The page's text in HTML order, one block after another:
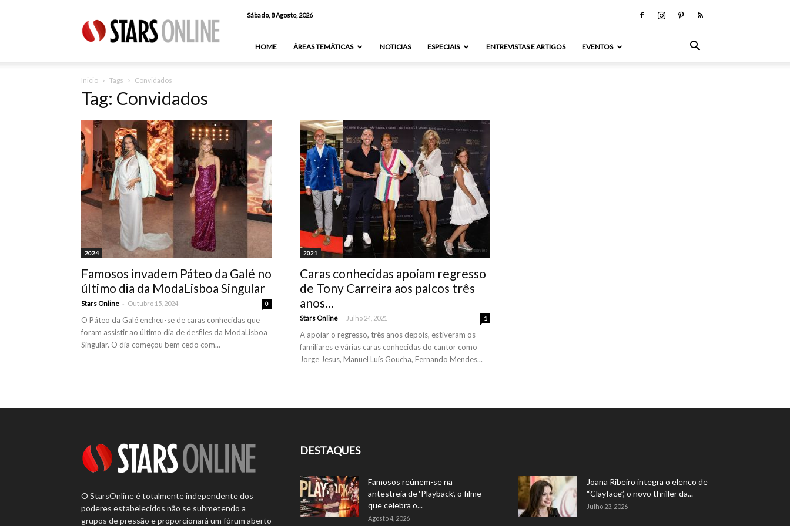
Online
Sábado, 8 Agosto, 2026
HOME ÁREAS TEMÁTICAS NOTICIAS ESPECIAIS ENTREVISTAS E ARTIGOS EVENTOS
Inicio Tags Convidados
Tag: Convidados
2024
Famosos invadem Páteo da Galé no
último dia da ModaLisboa Singular
Stars Online - Outubro 15, 2024 0
O Páteo da Galé encheu-se de caras conhecidas que
foram assistir ao último dia de desfiles da ModaLisboa
Singular. O dia começou bem cedo com...
2021
Caras conhecidas apoiam regresso
de Tony Carreira aos palcos três
anos...
Stars Online - Julho 24, 2021 1
A apoiar o regresso, três anos depois, estiveram os
familiares e várias caras conhecidas do cantor como
Jorge Jesus, Manuel Luís Goucha, Fernando Mendes...
O StarsOnline é totalmente independente dos
poderes estabelecidos não se submetendo a
grupos de pressão e proporcionará um fórum aberto
DESTAQUES
Famosos reúnem-se na
antestreia de ‘Playback’, o filme
que celebra o...
Agosto 4, 2026
Joana Ribeiro integra o elenco de
“Clayface”, o novo thriller da...
Julho 23, 2026